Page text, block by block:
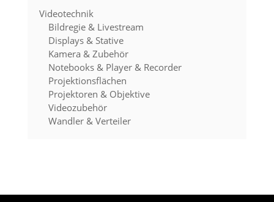
Videotechnik
Bildregie & Livestream
Displays & Stative
Kamera & Zubehör
Notebooks & Player & Recorder
Projektionsflächen
Projektoren & Objektive
Videozubehör
Wandler & Verteiler